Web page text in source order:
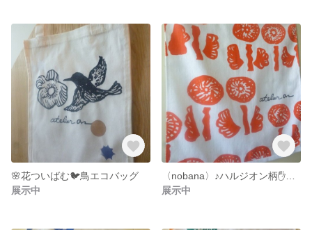
🌸花ついばむ🐦鳥エコバッグ
展示中
展示中